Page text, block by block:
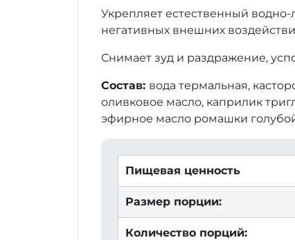
Укрепляет естественный
негативных внешних
Снимает зуд и раздражение,
Состав: вода термальная,
оливковое масло, каприлик
эфирное масло ромашки
Пищевая ценность
Размер порции:
Количество порций: